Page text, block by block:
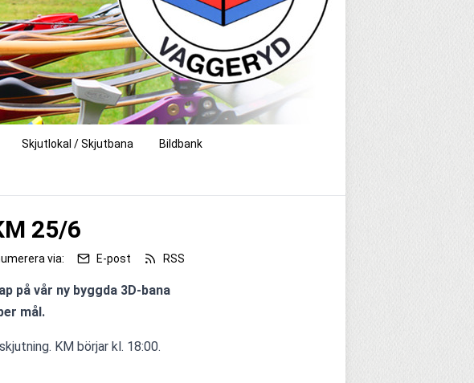
Skjutlokal / Skjutbana Bildbank
25/6
via: E-post RSS
på vår ny byggda 3D-bana
mål.
KM börjar kl. 18:00.